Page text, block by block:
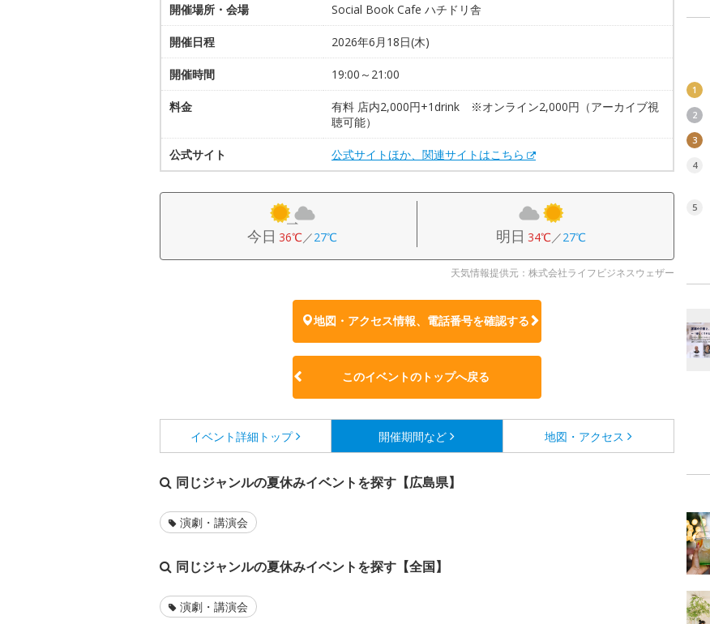
開催場所・会場 Social Book Cafe ハチドリ舎
開催日程 2026年6月18日(木)
開催時間 19:00～21:00
料金
有料 店内2,000円+1drink ※オンライン2,000円（アーカイブ視
聴可能）
公式サイト 公式サイトほか、関連サイトはこちら
今日 36℃／27℃ 明日 34℃／27℃
天気情報提供元：株式会社ライフビジネスウェザー
地図・アクセス情報、電話番号を確認する
このイベントのトップへ戻る
イベント詳細 トップ 開催期間など 地図・アクセス
同じジャンルの夏休みイベントを探す【広島県】
演劇・講演会
同じジャンルの夏休みイベントを探す【全国】
演劇・講演会
1
2
3
4
5